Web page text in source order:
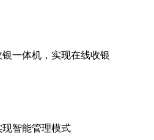
一体机，实现在线收银
智能管理模式